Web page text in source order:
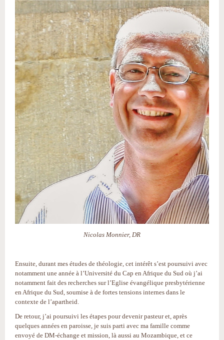
Nicolas Monnier, DR
Ensuite, durant mes études de théologie, cet intérêt s’est poursuivi avec
notamment une année à l’Université du Cap en Afrique du Sud où j’ai
notamment fait des recherches sur l’Eglise évangélique presbytérienne
en Afrique du Sud, soumise à de fortes tensions internes dans le
contexte de l’apartheid.
De retour, j’ai poursuivi les étapes pour devenir pasteur et, après
quelques années en paroisse, je suis parti avec ma famille comme
envoyé de DM-échange et mission, là aussi au Mozambique, et ce